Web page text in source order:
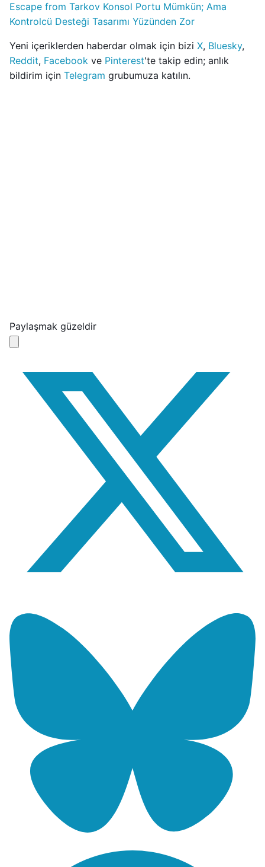
Escape from Tarkov Konsol Portu Mümkün; Ama
Kontrolcü Desteği Tasarımı Yüzünden Zor
Yeni içeriklerden haberdar olmak için bizi X, Bluesky,
Reddit, Facebook ve Pinterest'te takip edin; anlık
bildirim için Telegram grubumuza katılın.
Paylaşmak güzeldir